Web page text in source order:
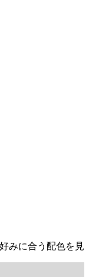
みに合う配色を見